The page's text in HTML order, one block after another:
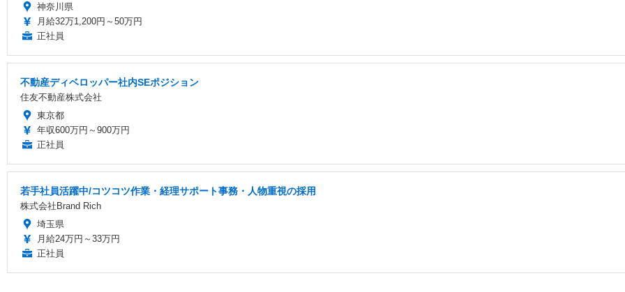
神奈川県
月給32万1,200円～50万円
正社員
不動産ディベロッパー社内SEポジション
住友不動産株式会社
東京都
年収600万円～900万円
正社員
若手社員活躍中/コツコツ作業・経理サポート事務・人物重視の採用
株式会社Brand Rich
埼玉県
月給24万円～33万円
正社員